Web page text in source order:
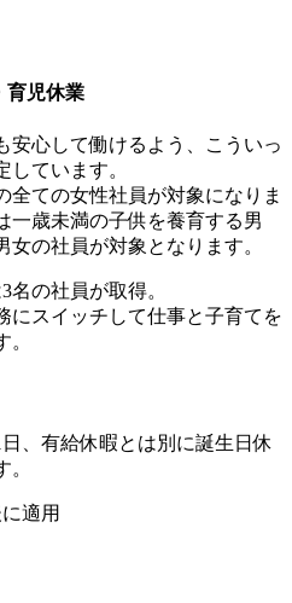
育児休業
安心して働けるよう、こういっ
しています。
全ての女性社員が対象になりま
一歳未満の子供を養育する男
女の社員が対象となります。
名の社員が取得。
にスイッチして仕事と子育てを
、有給休暇とは別に誕生日休
適用